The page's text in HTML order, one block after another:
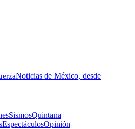
Noticias de México, desde
SismosQuintana
EspectáculosOpinión